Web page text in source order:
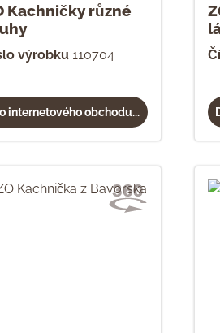
Kachničky různé
výrobku 110704
internetového obchodu...